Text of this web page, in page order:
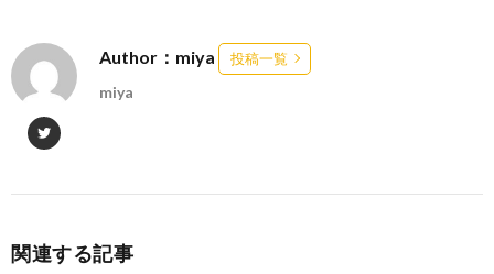
Author：miya 投稿一覧
miya
関連する記事